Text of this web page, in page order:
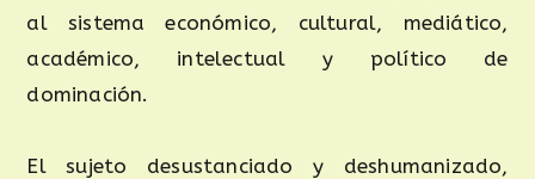
al sistema económico, cultural, mediático,
académico, intelectual y político de
dominación.
El sujeto desustanciado y deshumanizado,